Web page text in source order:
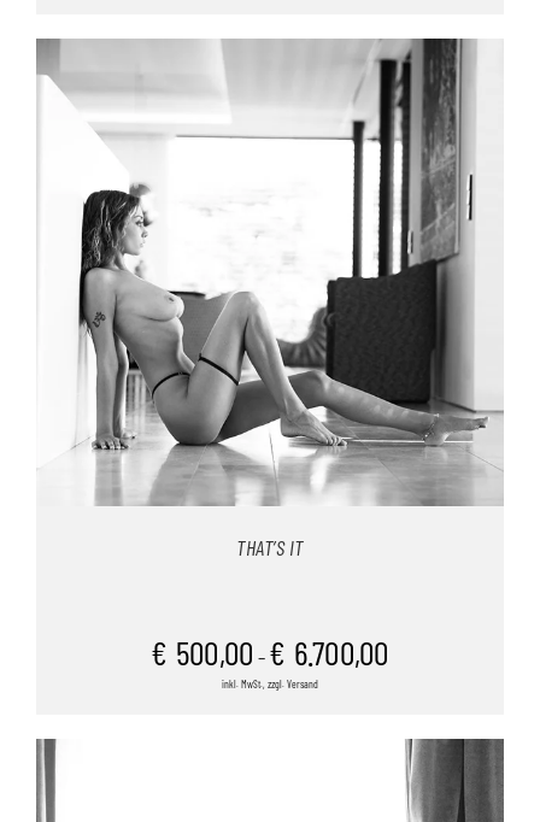
THAT’S IT
€ 500,00 – € 6.700,00
inkl. MwSt., zzgl. Versand